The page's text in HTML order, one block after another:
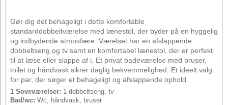
1 Soveværelser: 1 dobbeltseng, tv
Bad/wc: Wc, håndvask, bruser
Gør dig det behageligt i dette komfortable
standarddobbeltværelse med lænestol, der byder på en hyggelig
og indbydende atmosfære. Værelset har en afslappende
dobbeltseng og tv samt en komfortabel lænestol, der er perfekt
til at læse eller slappe af i. Et privat badeværelse med bruser,
toilet og håndvask sikrer daglig bekvemmelighed. Et ideelt valg
for par, der søger et behageligt og afslappende ophold.